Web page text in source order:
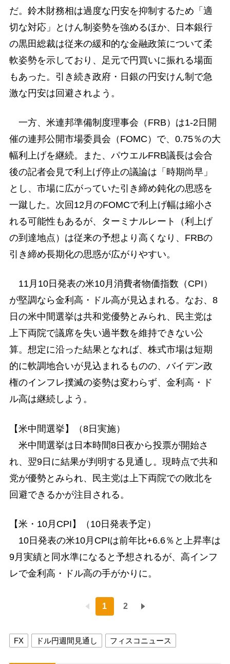
だ。鈴木財務相は過度な円安を抑制するため「適
切な対応」とけん制姿勢を強めるほか、日本銀行
の黒田総裁は従来の緩和的な金融政策について柔
軟姿勢を示しており、足元で円買いに振れる場面
もあった。引き続き政府・日銀の円安けん制で急
激な円安は回避されよう。
一方、米連邦準備制度理事会（FRB）は1-2日開
催の連邦公開市場委員会（FOMC）で、0.75％の大
幅利上げを継続。また、パウエルFRB議長は会合
後の記者会見で利上げ停止の議論は「時期尚早」
とし、市場に広がっていた引き締め鈍化の思惑を
一蹴した。次回12月のFOMCで利上げ幅は縮小さ
れる可能性もあるが、ターミナルレート（利上げ
の到達地点）は従来の予想より高くなり、FRBの
引き締め長期化の思惑が広がりやすい。
11月10日発表の米10月消費者物価指数（CPI）
が堅調なら金利高・ドル高が見込まれる。なお、8
日の米中間選挙は共和党優勢とみられ、民主党は
上下両院で議席を失い過半数を維持できない公
算。想定に沿った結果となれば、株式市場は短期
的に軟調地合いが見込まれるものの、バイデン政
権のインフレ撲滅の姿勢は変わらず、金利高・ド
ル高は継続しよう。
【米中間選挙】（8日実施）
米中間選挙は日本時間8日夜から投票が開始さ
れ、翌9日に結果が判明する見通し。現時点で共和
党が優勢とみられ、民主党は上下両院での敗北を
回避できるかが注目される。
【米・10月CPI】（10日発表予定）
10日発表の米10月CPIは前年比+6.6％と上昇率は
9月実績と同水準になると予想されるが、高インフ
レで金利高・ドル高の手がかりに。
1 2
FX ドル円週間見通し フィスコニュース